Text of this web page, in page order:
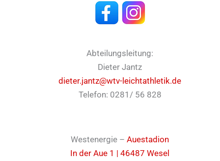
Abteilungsleitung:
Dieter Jantz
dieter.jantz@wtv-leichtathletik.de
Telefon: 0281/ 56 828
Westenergie – Auestadion
In der Aue 1 | 46487 Wesel